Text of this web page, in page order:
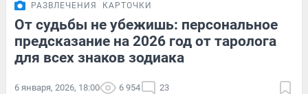
РАЗВЛЕЧЕНИЯ КАРТОЧКИ
От судьбы не убежишь: персональное
предсказание на 2026 год от таролога
для всех знаков зодиака
6 января, 2026, 18:00 6 954 23